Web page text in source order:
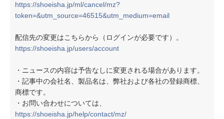
https://shoeisha.jp/ml/cancel/mz?
token=&utm_source=46515&utm_medium=email
配信先の変更はこちらから（ログインが必要です）。
https://shoeisha.jp/users/account
・ニュースの内容は予告なしに変更される場合があります。
・記事中の会社名、製品名は、弊社および各社の登録商標、
商標です。
・お問い合わせについては、
https://shoeisha.jp/help/contact/mz/